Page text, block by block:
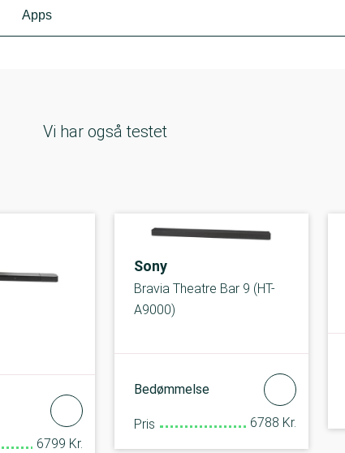
Apps
Vi har også testet
6799 Kr.
Sony
Bravia Theatre Bar 9 (HT-
A9000)
Bedømmelse
Pris 6788 Kr.